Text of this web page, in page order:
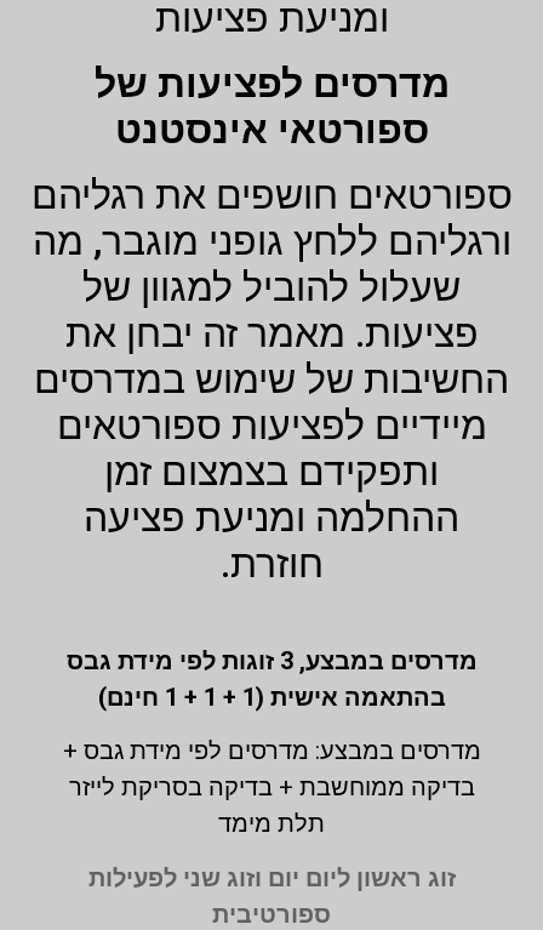
ומניעת פציעות
מדרסים לפציעות של
ספורטאי אינסטנט
ספורטאים חושפים את רגליהם
ורגליהם ללחץ גופני מוגבר, מה
שעלול להוביל למגוון של
פציעות. מאמר זה יבחן את
החשיבות של שימוש במדרסים
מיידיים לפציעות ספורטאים
ותפקידם בצמצום זמן
ההחלמה ומניעת פציעה
חוזרת.
מדרסים במבצע,
3 זוגות לפי מידת גבס
בהתאמה אישית (1 + 1 + 1 חינם)
מדרסים במבצע: מדרסים לפי מידת גבס +
בדיקה ממוחשבת + בדיקה בסריקת לייזר
תלת מימד
זוג ראשון ליום יום וזוג שני לפעילות
ספורטיבית